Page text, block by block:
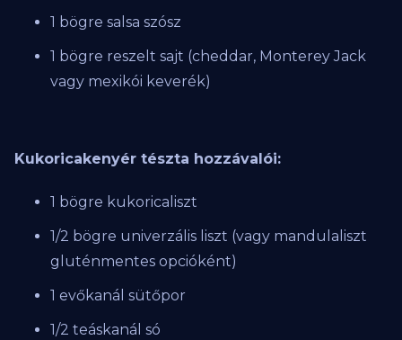
1 bögre salsa szósz
1 bögre reszelt sajt (cheddar, Monterey Jack
vagy mexikói keverék)
Kukoricakenyér tészta hozzávalói:
1 bögre kukoricaliszt
1/2 bögre univerzális liszt (vagy mandulaliszt
gluténmentes opcióként)
1 evőkanál sütőpor
1/2 teáskanál só